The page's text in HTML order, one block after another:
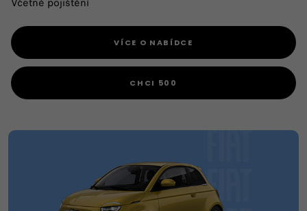
VÍCE O NABÍDCE
CHCI 500